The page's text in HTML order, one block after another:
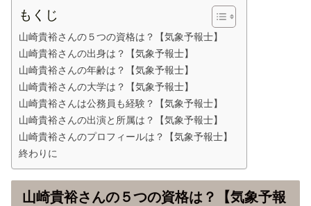
もくじ
山崎貴裕さんの５つの資格は？【気象予報士】
山崎貴裕さんの出身は？【気象予報士】
山崎貴裕さんの年齢は？【気象予報士】
山崎貴裕さんの大学は？【気象予報士】
山崎貴裕さんは公務員も経験？【気象予報士】
山崎貴裕さんの出演と所属は？【気象予報士】
山崎貴裕さんのプロフィールは？【気象予報士】
終わりに
山崎貴裕さんの５つの資格は？【気象予報